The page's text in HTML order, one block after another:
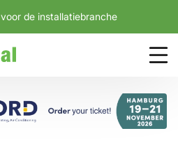
voor de installatiebranche